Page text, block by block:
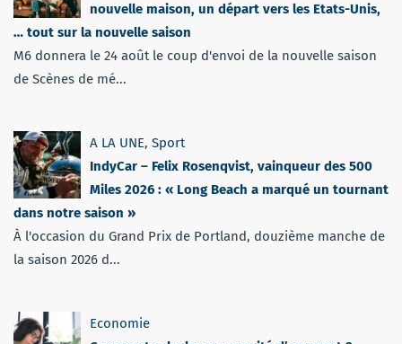
nouvelle maison, un départ vers les Etats-Unis,
… tout sur la nouvelle saison
M6 donnera le 24 août le coup d'envoi de la nouvelle saison
de Scènes de mé...
A LA UNE, Sport
IndyCar – Felix Rosenqvist, vainqueur des 500
Miles 2026 : « Long Beach a marqué un tournant
dans notre saison »
À l'occasion du Grand Prix de Portland, douzième manche de
la saison 2026 d...
Economie